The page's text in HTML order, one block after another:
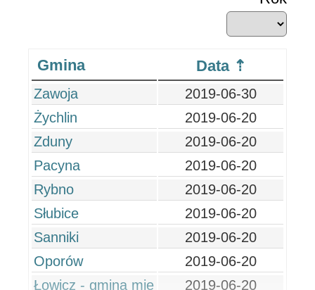
Gmina Data
Zawoja
2019-06-30
Żychlin
2019-06-20
Zduny
2019-06-20
Pacyna
2019-06-20
Rybno
2019-06-20
Słubice
2019-06-20
Sanniki
2019-06-20
Oporów
2019-06-20
Łowicz - gmina mie
2019-06-20